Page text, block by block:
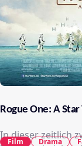
Rogue One: A
In dieser zeitlich
Film Drama